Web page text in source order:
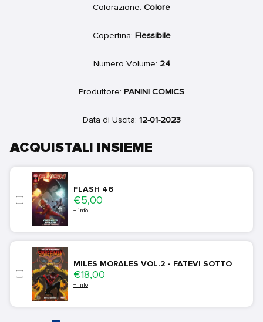
Colorazione: Colore
Copertina: Flessibile
Numero Volume: 24
Produttore: PANINI COMICS
Data di Uscita: 12-01-2023
ACQUISTALI INSIEME
FLASH 46
Price
€5,00
+ info
MILES MORALES VOL.2 - FATEVI SOTTO
Price
€18,00
+ info